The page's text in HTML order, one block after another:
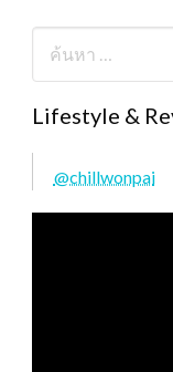
Lifestyle &
@chillwonpai